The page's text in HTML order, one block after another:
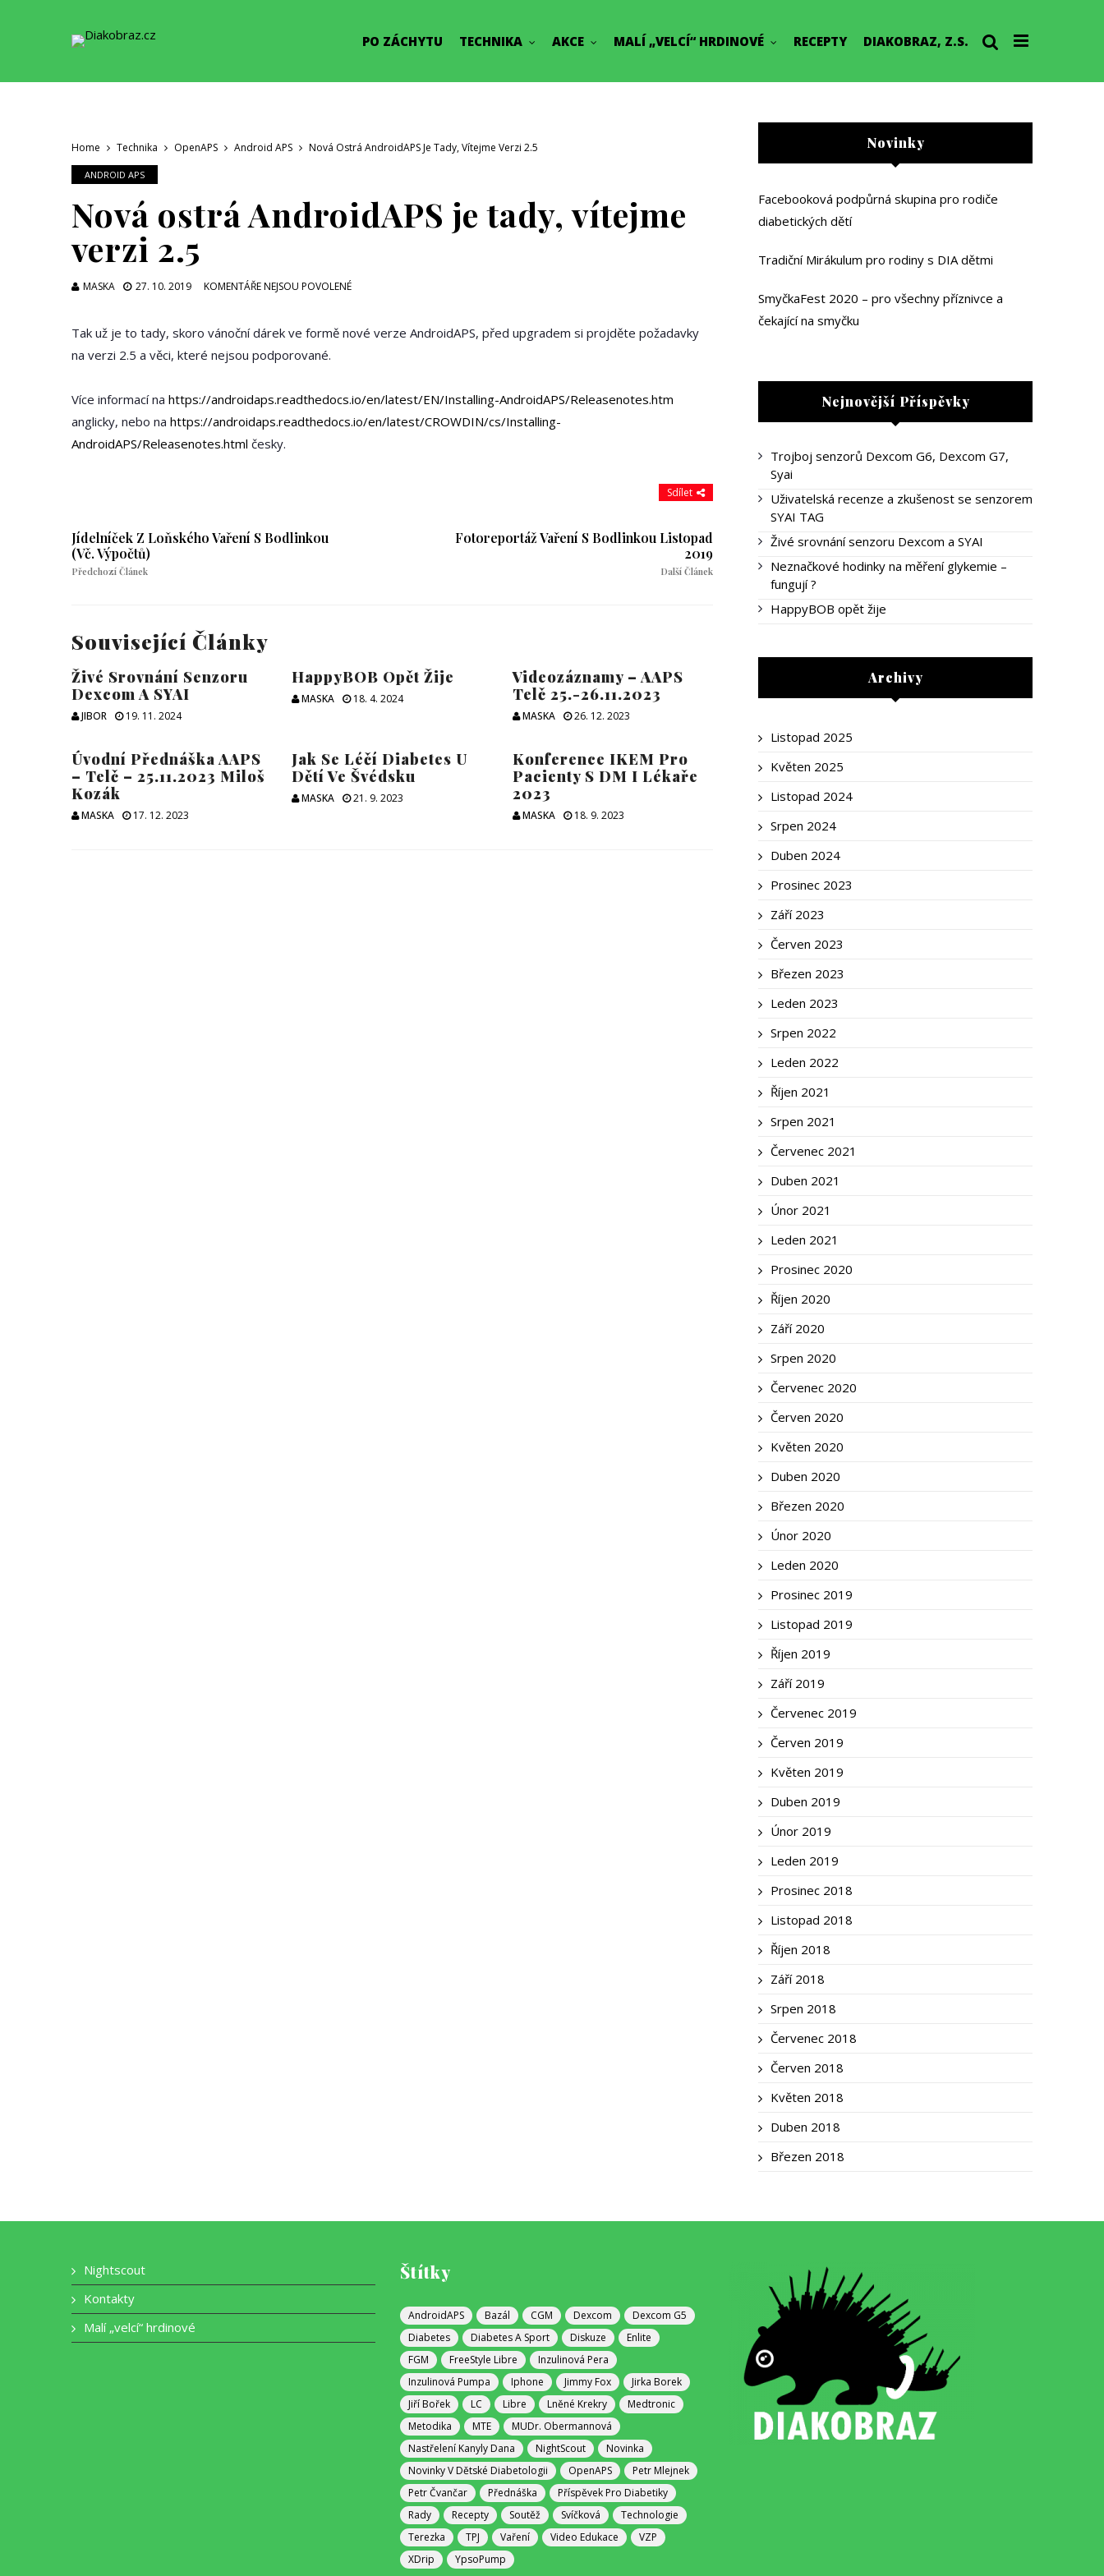
PO ZÁCHYTU TECHNIKA AKCE MALÍ „VELCÍ“ HRDINOVÉ RECEPTY DIAKOBRAZ, Z.S.
Home Technika OpenAPS Android APS Nová Ostrá AndroidAPS Je Tady, Vítejme Verzi 2.5
ANDROID APS
Nová ostrá AndroidAPS je tady, vítejme
verzi 2.5
MASKA 27. 10. 2019 KOMENTÁŘE NEJSOU POVOLENÉ
NÁZVEM
TADY,
Tak už je to tady, skoro vánoční dárek ve formě nové verze AndroidAPS, před upgradem si projděte požadavky
na verzi 2.5 a věci, které nejsou podporované.
Více informací na https://androidaps.readthedocs.io/en/latest/EN/Installing-AndroidAPS/Releasenotes.htm
anglicky, nebo na https://androidaps.readthedocs.io/en/latest/CROWDIN/cs/Installing-
AndroidAPS/Releasenotes.html česky.
Sdílet
Jídelníček Z Loňského Vaření S Bodlinkou
(vč. Výpočtů)
Předchozí Článek
Fotoreportáž Vaření S Bodlinkou Listopad
2019
Další Článek
Související Články
Živé Srovnání Senzoru
Dexcom A SYAI
JIBOR 19. 11. 2024
HappyBOB Opět Žije
MASKA 18. 4. 2024
Videozáznamy – AAPS
Telč 25.-26.11.2023
MASKA 26. 12. 2023
Úvodní Přednáška AAPS
– Telč – 25.11.2023 Miloš
Kozák
MASKA 17. 12. 2023
Jak Se Léčí Diabetes U
Dětí Ve Švédsku
MASKA 21. 9. 2023
Konference IKEM Pro
Pacienty S DM I Lékaře
2023
MASKA 18. 9. 2023
Novinky
Facebooková podpůrná skupina pro rodiče
diabetických dětí
Tradiční Mirákulum pro rodiny s DIA dětmi
SmyčkaFest 2020 – pro všechny příznivce a
čekající na smyčku
Nejnovější Příspěvky
Trojboj senzorů Dexcom G6, Dexcom G7,
Syai
Uživatelská recenze a zkušenost se senzorem
SYAI TAG
Živé srovnání senzoru Dexcom a SYAI
Neznačkové hodinky na měření glykemie –
fungují ?
HappyBOB opět žije
Archivy
Listopad 2025
Květen 2025
Listopad 2024
Srpen 2024
Duben 2024
Prosinec 2023
Září 2023
Červen 2023
Březen 2023
Leden 2023
Srpen 2022
Leden 2022
Říjen 2021
Srpen 2021
Červenec 2021
Duben 2021
Únor 2021
Leden 2021
Prosinec 2020
Říjen 2020
Září 2020
Srpen 2020
Červenec 2020
Červen 2020
Květen 2020
Duben 2020
Březen 2020
Únor 2020
Leden 2020
Prosinec 2019
Listopad 2019
Říjen 2019
Září 2019
Červenec 2019
Červen 2019
Květen 2019
Duben 2019
Únor 2019
Leden 2019
Prosinec 2018
Listopad 2018
Říjen 2018
Září 2018
Srpen 2018
Červenec 2018
Červen 2018
Květen 2018
Duben 2018
Březen 2018
Nightscout
Kontakty
Malí „velcí“ hrdinové
Štítky
AndroidAPS Bazál CGM Dexcom
Dexcom G5
Diabetes
Diabetes A Sport Diskuze
Enlite
FGM
FreeStyle Libre
Inzulinová Pera
Inzulinová Pumpa
Iphone Jimmy Fox
Jirka Borek
Jiří Bořek
LC Libre Lněné Krekry
Medtronic
Metodika
MTE
MUDr. Obermannová
Nastřelení Kanyly Dana
NightScout
Novinka
Novinky V Dětské Diabetologii
OpenAPS
Petr Mlejnek
Petr Čvančar
Přednáška
Příspěvek Pro Diabetiky
Rady
Recepty Soutěž Svíčková
Technologie
Terezka
TPJ Vaření Video Edukace
VZP
XDrip
YpsoPump